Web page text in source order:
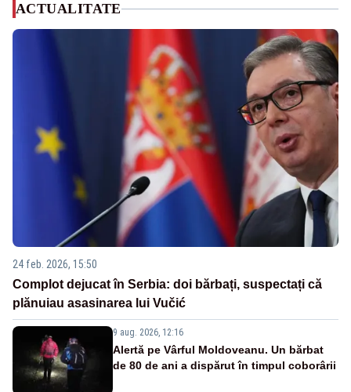
ACTUALITATE
24 feb. 2026, 15:50
Complot dejucat în Serbia: doi bărbați, suspectați că
plănuiau asasinarea lui Vučić
9 aug. 2026, 12:16
Alertă pe Vârful Moldoveanu. Un bărbat
de 80 de ani a dispărut în timpul coborârii